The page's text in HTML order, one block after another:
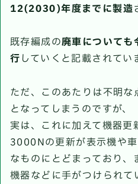
12(2030)年度までに製造
既存編成の廃車について
行 していくと記載されてい
ただ、このあたりは不明
となってしまうのですが、
実は、これに加えて機器
3000Nの更新が表示機や
なものにとどまっており
機器などに手がつけられ